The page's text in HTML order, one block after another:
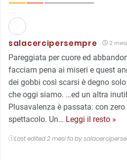
salacercipersempre 2
Pareggiata per cuore ed
facciam pena ai miseri e quest
dei gobbi così scarsi è degno
che oggi siamo. …ed un altra
Plusavalenza è passata: con
spettacolo. Un… Leggi il resto »
Last edited 2 mesi fa by